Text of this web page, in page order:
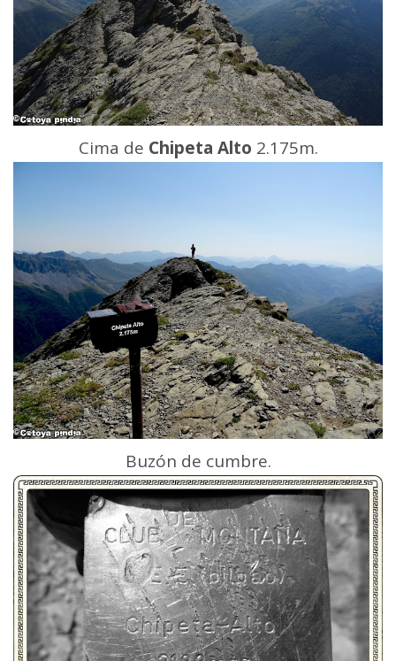
Cima de Chipeta Alto 2.175m.
Buzón de cumbre.